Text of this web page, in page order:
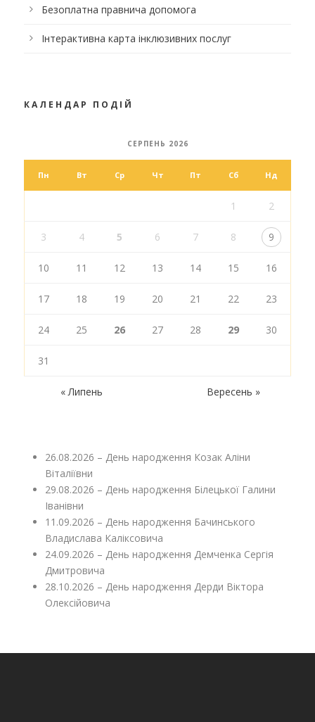
Безоплатна правнича допомога
Інтерактивна карта інклюзивних послуг
КАЛЕНДАР ПОДІЙ
СЕРПЕНЬ 2026
Пн Вт Ср Чт Пт Сб Нд
1 2
3 4 5 6 7 8 9
10 11 12 13 14 15 16
17 18 19 20 21 22 23
24 25 26 27 28 29 30
31
« Липень Вересень »
26.08.2026 – День народження Козак Аліни
Віталіївни
29.08.2026 – День народження Білецької Галини
Іванівни
11.09.2026 – День народження Бачинського
Владислава Каліксовича
24.09.2026 – День народження Демченка Сергія
Дмитровича
28.10.2026 – День народження Дерди Віктора
Олексійовича